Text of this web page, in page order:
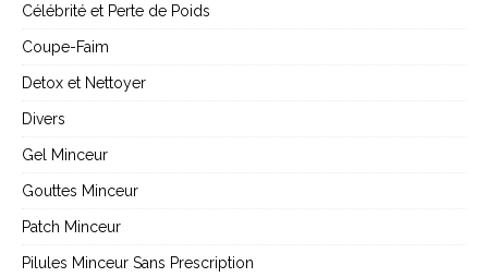
Célébrité et Perte de Poids
Coupe-Faim
Detox et Nettoyer
Divers
Gel Minceur
Gouttes Minceur
Patch Minceur
Pilules Minceur Sans Prescription